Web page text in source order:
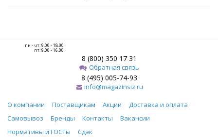
пн - чт: 9.00 - 18.00
пт: 9.00 - 16.00
8 (800) 350 17 31
Обратная связь
8 (495) 005-74-93
info@magazinsiz.ru
О компании Поставщикам Акции
Доставка и оплата
Самовывоз
Бренды Контакты
Вакансии
Нормативы и ГОСТы
Сдэк